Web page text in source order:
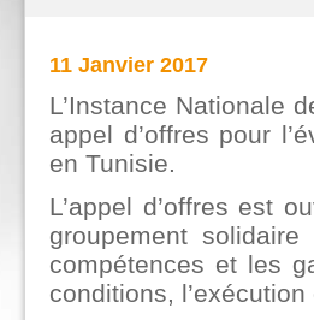
11 Janvier 2017
L’Instance Nationale
appel d’offres pour
en Tunisie.
L’appel d’offres est
groupement
compétences et les
conditions,